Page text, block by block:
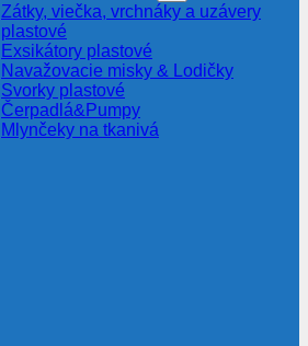
Zátky, viečka, vrchnáky a uzávery
plastové
Exsikátory plastové
Navažovacie misky & Lodičky
Svorky plastové
Čerpadlá&Pumpy
Mlynčeky na tkanivá